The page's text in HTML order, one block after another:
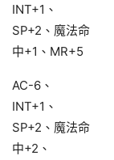
INT+1、
SP+2、魔法命
中+1、MR+5
AC-6、
INT+1、
SP+2、魔法命
中+2、